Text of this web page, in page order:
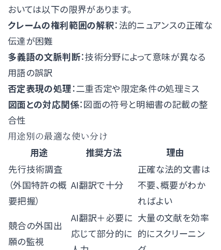
おいては以下の限界があります。
クレームの権利範囲の解釈：法的ニュアンスの正確な
伝達が困難
多義語の文脈判断：技術分野によって意味が異なる
用語の誤訳
否定表現の処理：二重否定や限定条件の処理ミス
図面との対応関係：図面の符号と明細書の記載の整
合性
用途別の最適な使い分け
用途
推奨方法
理由
先行技術調査
（外国特許の概
要把握）
AI翻訳で十分
正確な法的文書は
不要、概要がわか
ればよい
競合の外国出
願の監視
AI翻訳＋必要に
応じて部分的に
大量の文献を効率
的にスクリーニン